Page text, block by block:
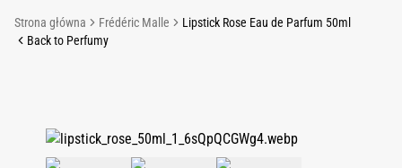
Strona główna Frédéric Malle
Lipstick Rose Eau de Parfum 50ml
Back to Perfumy